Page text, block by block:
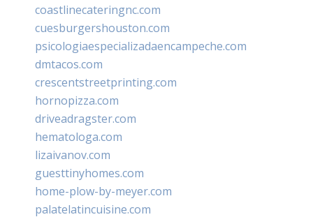
coastlinecateringnc.com
cuesburgershouston.com
psicologiaespecializadaencampeche.com
dmtacos.com
crescentstreetprinting.com
hornopizza.com
driveadragster.com
hematologa.com
lizaivanov.com
guesttinyhomes.com
home-plow-by-meyer.com
palatelatincuisine.com